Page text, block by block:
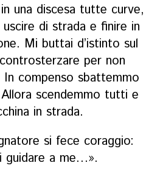
una discesa tutte curve,
di strada e finire in
Mi buttai d’istinto sul
per non
compenso sbattemmo
scendemmo tutti e
in strada.
si fece coraggio:
guidare a me…».